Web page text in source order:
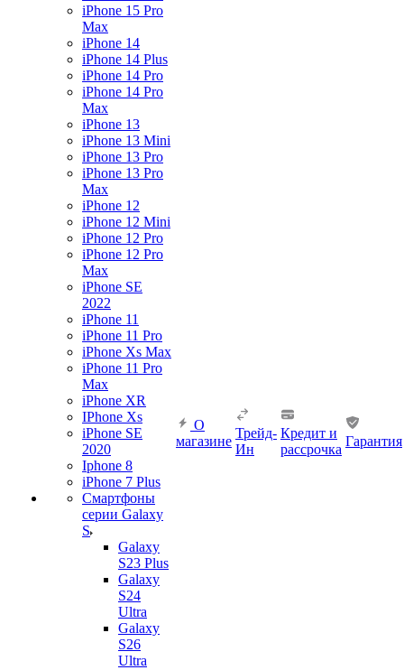
iPhone 15 Pro
Max
iPhone 14
iPhone 14 Plus
iPhone 14 Pro
iPhone 14 Pro
Max
iPhone 13
iPhone 13 Mini
iPhone 13 Pro
iPhone 13 Pro
Max
iPhone 12
iPhone 12 Mini
iPhone 12 Pro
iPhone 12 Pro
Max
iPhone SE
2022
iPhone 11
iPhone 11 Pro
iPhone Xs Max
iPhone 11 Pro
Max
iPhone XR
IPhone Xs
iPhone SE
2020
Iphone 8
iPhone 7 Plus
Смартфоны
серии Galaxy
S
Galaxy
S23 Plus
Galaxy
S24
Ultra
Galaxy
S26
Ultra
О
магазине
Трейд-
Ин
Кредит и
рассрочка
Гарантия